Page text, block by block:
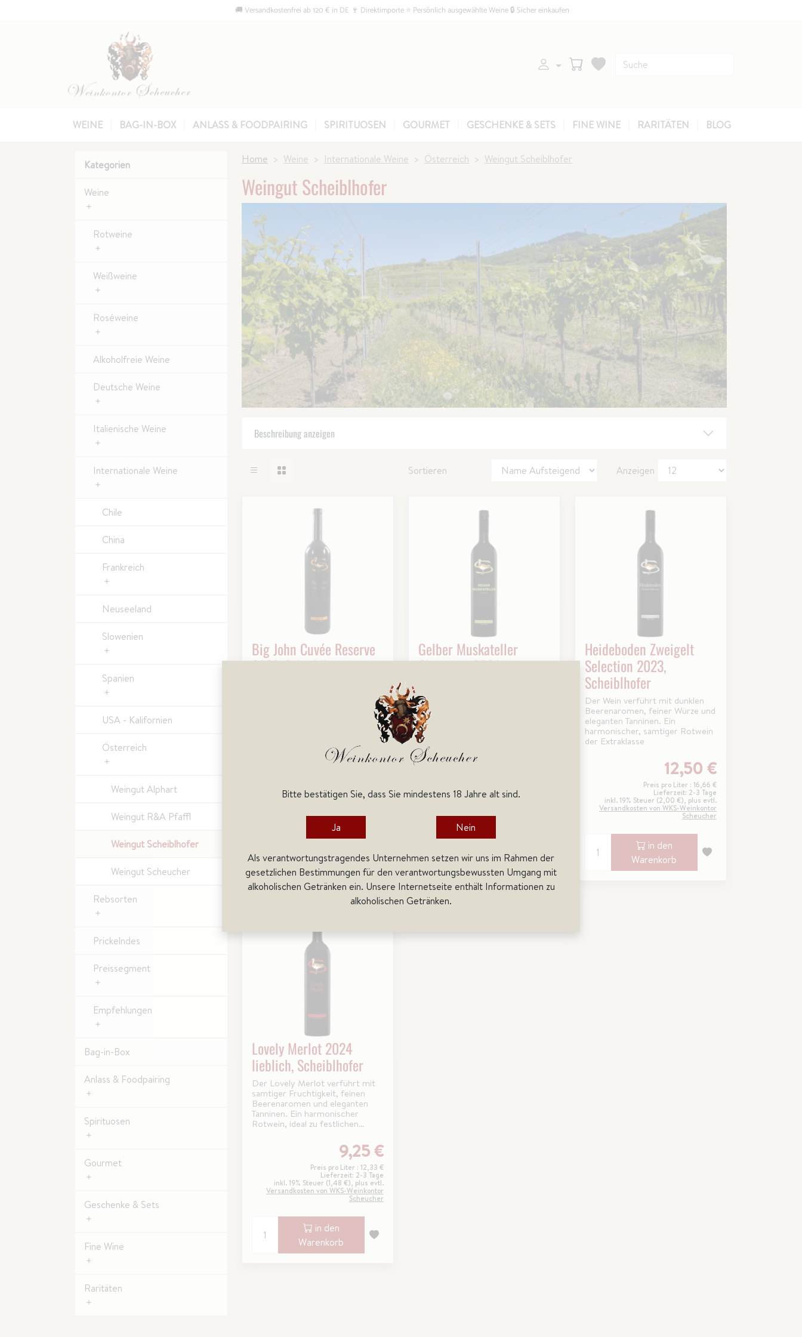
Bitte bestätigen Sie, dass Sie mindestens 18 Jahre alt sind.
Ja Nein
Als verantwortungstragendes Unternehmen setzen wir uns im Rahmen der
gesetzlichen Bestimmungen für den verantwortungsbewussten Umgang mit
alkoholischen Getränken ein. Unsere Internetseite enthält Informationen zu
alkoholischen Getränken.
🚚 Versandkostenfrei ab 120 € in DE 🍷 Direktimporte ⭐ Persönlich ausgewählte Weine 🔒 Sicher einkaufen
WEINE BAG-IN-BOX ANLASS & FOODPAIRING SPIRITUOSEN GOURMET GESCHENKE & SETS FINE WINE RARITÄTEN BLOG
Kategorien
Weine
Rotweine
Weißweine
Roséweine
Alkoholfreie Weine
Deutsche Weine
Italienische Weine
Internationale Weine
Chile
China
Frankreich
Neuseeland
Slowenien
Spanien
USA - Kalifornien
Österreich
Weingut Alphart
Weingut R&A Pfaffl
Weingut Scheiblhofer
Weingut Scheucher
Rebsorten
Prickelndes
Preissegment
Empfehlungen
Bag-in-Box
Anlass & Foodpairing
Spirituosen
Gourmet
Geschenke & Sets
Fine Wine
Raritäten
Home Weine Internationale Weine Österreich Weingut Scheiblhofer
Weingut Scheiblhofer
Beschreibung anzeigen
Sortieren Anzeigen
Big John Cuvée Reserve
2023, Scheiblhofer
17,35 €
Lieferzeit: 2-3 Tage
inkl. 19% Steuer (2,77 €), plus evtl.
Scheucher
Warenkorb
Gelber Muskateller
Classic tr. 2024,
Ein aromatischer Gelber
Muskateller mit feinen Noten
von Holunderblüte, Zitrus und
frischen Kräutern. Lebendige
Säure, klare Struktur
Lieferzeit: 2-3 Tage
inkl. 19% Steuer (1,48 €), plus evtl.
Warenkorb
Heideboden Zweigelt
Selection 2023,
Scheiblhofer
Der Wein verführt mit dunklen
Beerenaromen, feiner Würze und
eleganten Tanninen. Ein
harmonischer, samtiger Rotwein
der Extraklasse
12,50 €
Preis pro Liter : 16,66 €
Lieferzeit: 2-3 Tage
inkl. 19% Steuer (2,00 €), plus evtl.
Versandkosten von WKS-Weinkontor
Scheucher
in den
Warenkorb
Lovely Merlot 2024
lieblich, Scheiblhofer
Der Lovely Merlot verführt mit
samtiger Fruchtigkeit, feinen
Beerenaromen und eleganten
Tanninen. Ein harmonischer
Rotwein, ideal zu festlichen
9,25 €
Preis pro Liter : 12,33 €
Lieferzeit: 2-3 Tage
inkl. 19% Steuer (1,48 €), plus evtl.
Versandkosten von WKS-Weinkontor
Scheucher
in den
Warenkorb